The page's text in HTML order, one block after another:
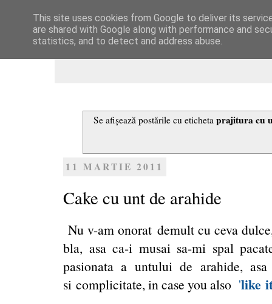
Dulcegarii culinare
Se afișează postările cu eticheta prajitura cu
11 MARTIE 2011
Cake cu unt de arahide
Nu v-am onorat demult cu ceva
bla, asa ca-i musai sa-mi spal
pasionata a untului de arahide,
si complicitate, in case you also 'like
This site uses cookies from Google to deliver its
are shared with Google along with performance and
statistics, and to detect and address abuse.